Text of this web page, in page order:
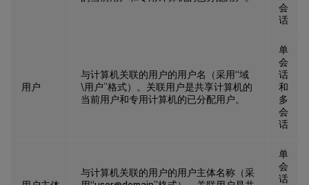
会
话
用户
与计算机关联的用户的用户名（采用“域
\用户”格式）。关联用户是共享计算机的
当前用户和专用计算机的已分配用户。
单
会
话
和
多
会
话
与计算机关联的用户的用户主体名称（采
单
会
话